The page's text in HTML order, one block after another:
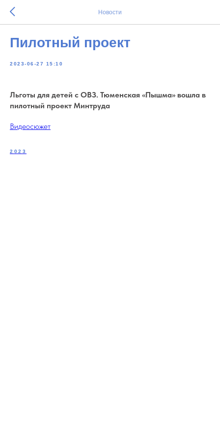
Новости
Пилотный проект
2023-06-27 15:10
Льготы для детей с ОВЗ. Тюменская «Пышма» вошла в
пилотный проект Минтруда
Видеосюжет
2023